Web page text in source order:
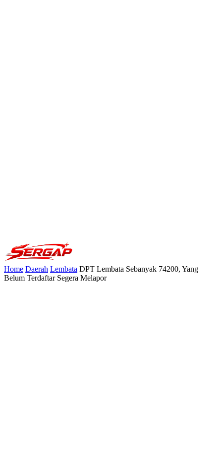
Home Daerah Lembata DPT Lembata Sebanyak 74200, Yang
Belum Terdaftar Segera Melapor